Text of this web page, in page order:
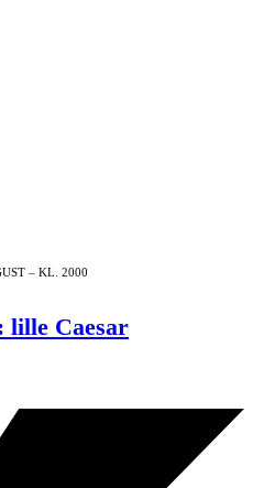
– KL. 2000
lille Caesar